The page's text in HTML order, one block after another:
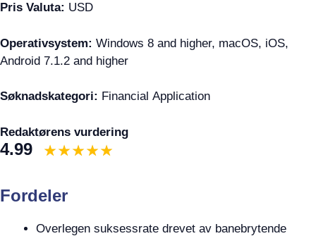
Pris Valuta: USD
Operativsystem: Windows 8 and higher, macOS, iOS,
Android 7.1.2 and higher
Søknadskategori: Financial Application
Redaktørens vurdering
4.99
Fordeler
Overlegen suksessrate drevet av banebrytende